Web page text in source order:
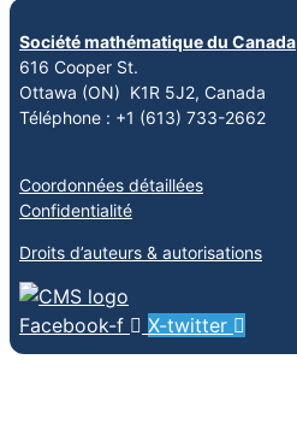
Société mathématique du Canada
616 Cooper St.
Ottawa (ON) K1R 5J2, Canada
Téléphone : +1 (613) 733-2662
Coordonnées détaillées
Confidentialité
Droits d’auteurs & autorisations
Facebook-f X-twitter